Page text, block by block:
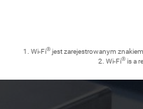
1. Wi-Fi® jest zarejestrowanym
2. Wi-Fi® is a